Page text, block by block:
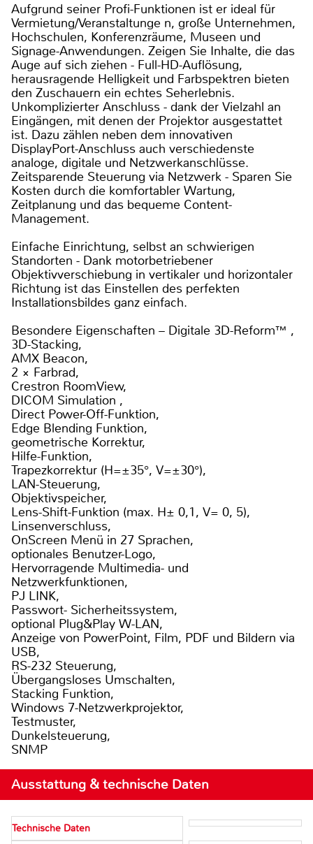
Aufgrund seiner Profi-Funktionen ist er ideal für
Vermietung/Veranstaltunge n, große Unternehmen,
Hochschulen, Konferenzräume, Museen und
Signage-Anwendungen. Zeigen Sie Inhalte, die das
Auge auf sich ziehen - Full-HD-Auflösung,
herausragende Helligkeit und Farbspektren bieten
den Zuschauern ein echtes Seherlebnis.
Unkomplizierter Anschluss - dank der Vielzahl an
Eingängen, mit denen der Projektor ausgestattet
ist. Dazu zählen neben dem innovativen
DisplayPort-Anschluss auch verschiedenste
analoge, digitale und Netzwerkanschlüsse.
Zeitsparende Steuerung via Netzwerk - Sparen Sie
Kosten durch die komfortabler Wartung,
Zeitplanung und das bequeme Content-
Management.
Einfache Einrichtung, selbst an schwierigen
Standorten - Dank motorbetriebener
Objektivverschiebung in vertikaler und horizontaler
Richtung ist das Einstellen des perfekten
Installationsbildes ganz einfach.
Besondere Eigenschaften – Digitale 3D-Reform™ ,
3D-Stacking,
AMX Beacon,
2 × Farbrad,
Crestron RoomView,
DICOM Simulation ,
Direct Power-Off-Funktion,
Edge Blending Funktion,
geometrische Korrektur,
Hilfe-Funktion,
Trapezkorrektur (H=±35°, V=±30°),
LAN-Steuerung,
Objektivspeicher,
Lens-Shift-Funktion (max. H± 0,1, V= 0, 5),
Linsenverschluss,
OnScreen Menü in 27 Sprachen,
optionales Benutzer-Logo,
Hervorragende Multimedia- und
Netzwerkfunktionen,
PJ LINK,
Passwort- Sicherheitssystem,
optional Plug&Play W-LAN,
Anzeige von PowerPoint, Film, PDF und Bildern via
USB,
RS-232 Steuerung,
Übergangsloses Umschalten,
Stacking Funktion,
Windows 7-Netzwerkprojektor,
Testmuster,
Dunkelsteuerung,
SNMP
Ausstattung & technische Daten
Technische Daten